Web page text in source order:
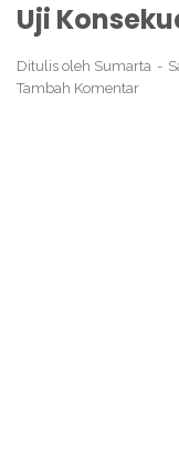
Uji
Ditulis oleh Sumarta
Tambah Komentar